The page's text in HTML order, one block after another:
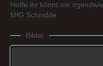
Hoffe ihr könnt mir
MfG Schnidde
Bilder